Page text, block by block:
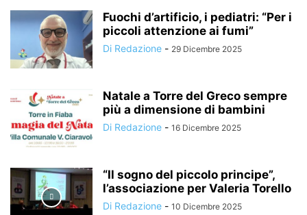
Fuochi d’artificio, i pediatri: “Per i
piccoli attenzione ai fumi”
Di Redazione - 29 Dicembre 2025
Natale a Torre del Greco sempre
più a dimensione di bambini
Di Redazione - 16 Dicembre 2025
“Il sogno del piccolo principe”,
l’associazione per Valeria Torello
Di Redazione - 10 Dicembre 2025